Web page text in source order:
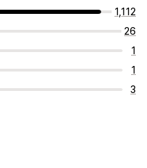
文件托管
1,112
26
1
1
3